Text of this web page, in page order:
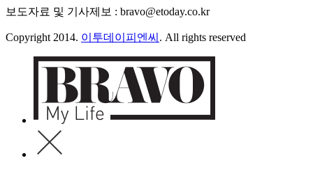
보도자료 및 기사제보 : bravo@etoday.co.kr
Copyright 2014. 이투데이피엔씨 . All rights reserved